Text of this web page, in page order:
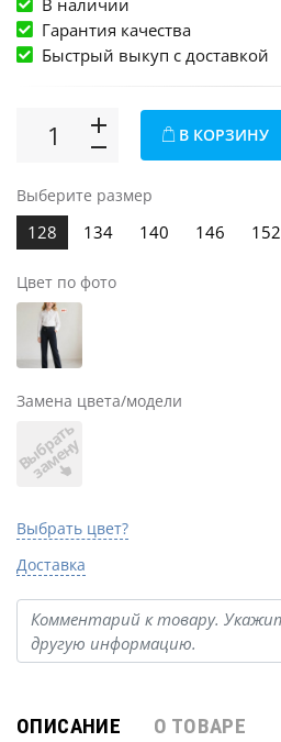
В наличии
Гарантия качества
Быстрый выкуп c доставкой
В КОРЗИНУ
Выберите размер
128 134 140 146 152
Цвет по фото
Замена цвета/модели
В
ы
б
р
а
т
ь
з
а
м
е
н
у
Выбрать цвет?
Доставка
ОПИСАНИЕ О ТОВАРЕ